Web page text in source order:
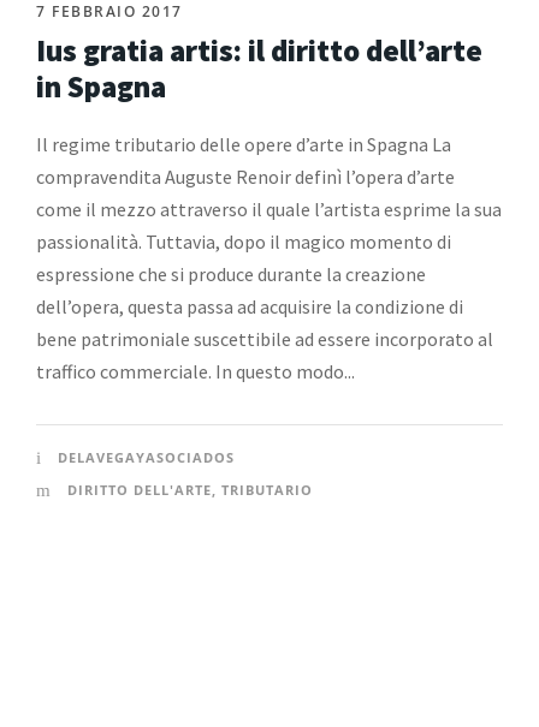
7 FEBBRAIO 2017
Ius gratia artis: il diritto dell’arte
in Spagna
Il regime tributario delle opere d’arte in Spagna La
compravendita Auguste Renoir definì l’opera d’arte
come il mezzo attraverso il quale l’artista esprime la sua
passionalità. Tuttavia, dopo il magico momento di
espressione che si produce durante la creazione
dell’opera, questa passa ad acquisire la condizione di
bene patrimoniale suscettibile ad essere incorporato al
traffico commerciale. In questo modo...
DELAVEGAYASOCIADOS
DIRITTO DELL'ARTE, TRIBUTARIO